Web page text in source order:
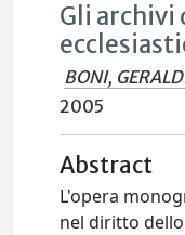
Gli archivi
BONI,
2005
Abstract
L'opera
nel diritto